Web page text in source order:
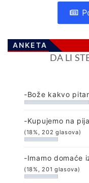
ANKETA
DA LI
-Bože kakvo
-Kupujemo na
(18%, 202 glasova)
-Imamo domaće
(18%, 201 glasova)